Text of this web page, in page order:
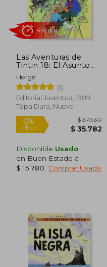
Las Aventuras de
Tintin 18: El Asunto
Tornasol
Hergé
(1)
Editorial Juventud, 1989,
Tapa Dura, Nuevo
Disponible Usado
en Buen Estado a
$ 15.780
Comprar Usado